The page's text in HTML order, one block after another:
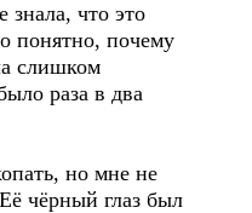
что это
понятно, почему
слишком
раза в два
но мне не
чёрный глаз был